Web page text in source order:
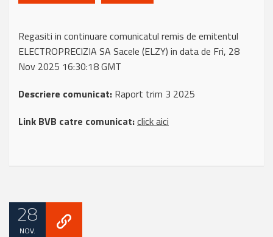
Regasiti in continuare comunicatul remis de emitentul
ELECTROPRECIZIA SA Sacele (ELZY) in data de Fri, 28
Nov 2025 16:30:18 GMT
Descriere comunicat: Raport trim 3 2025
Link BVB catre comunicat:click aici
28
NOV.